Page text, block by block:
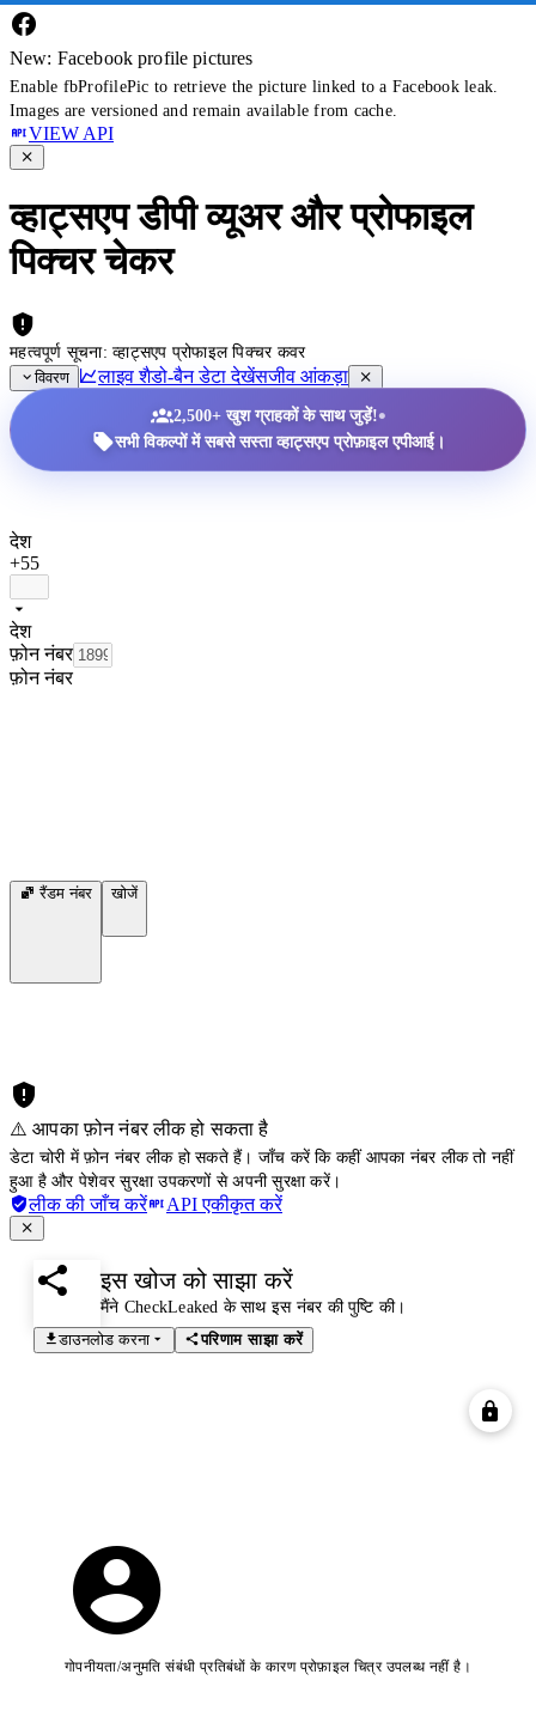
New: Facebook profile pictures
Enable fbProfilePic to retrieve the picture linked to a Facebook leak.
Images are versioned and remain available from cache.
VIEW API
व्हाट्सएप डीपी व्यूअर और प्रोफाइल
पिक्चर चेकर
महत्वपूर्ण सूचना: व्हाट्सएप प्रोफाइल पिक्चर कवर
विवरण
लाइव शैडो-बैन डेटा देखेंसजीव आंकड़ा
2,500+ खुश ग्राहकों के साथ जुड़ें!•
सभी विकल्पों में सबसे सस्ता व्हाट्सएप प्रोफ़ाइल एपीआई।
देश
+55
देश
फ़ोन नंबर
फ़ोन नंबर
रैंडम नंबर खोजें
⚠️ आपका फ़ोन नंबर लीक हो सकता है
डेटा चोरी में फ़ोन नंबर लीक हो सकते हैं। जाँच करें कि कहीं आपका नंबर लीक तो नहीं
हुआ है और पेशेवर सुरक्षा उपकरणों से अपनी सुरक्षा करें।
लीक की जाँच करें API एकीकृत करें
इस खोज को साझा करें
मैंने CheckLeaked के साथ इस नंबर की पुष्टि की।
डाउनलोड करना
परिणाम साझा करें
गोपनीयता/अनुमति संबंधी प्रतिबंधों के कारण प्रोफ़ाइल चित्र उपलब्ध नहीं है।